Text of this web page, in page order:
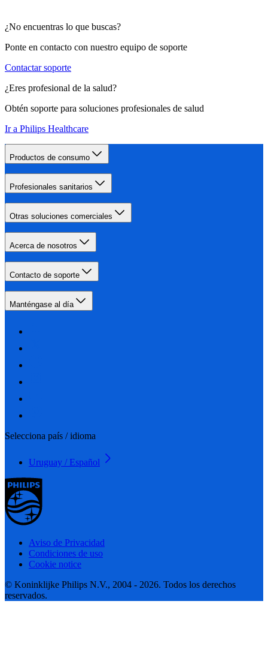
¿No encuentras lo que buscas?
Ponte en contacto con nuestro equipo de soporte
Contactar soporte
¿Eres profesional de la salud?
Obtén soporte para soluciones profesionales de salud
Ir a Philips Healthcare
Productos de consumo
Profesionales sanitarios
Otras soluciones comerciales
Acerca de nosotros
Contacto de soporte
Manténgase al día
Selecciona país / idioma
Uruguay / Español
Aviso de Privacidad
Condiciones de uso
Cookie notice
© Koninklijke Philips N.V., 2004 - 2026. Todos los derechos
reservados.